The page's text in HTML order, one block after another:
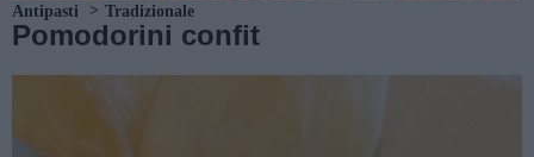
Antipasti Tradizionale
Pomodorini confit